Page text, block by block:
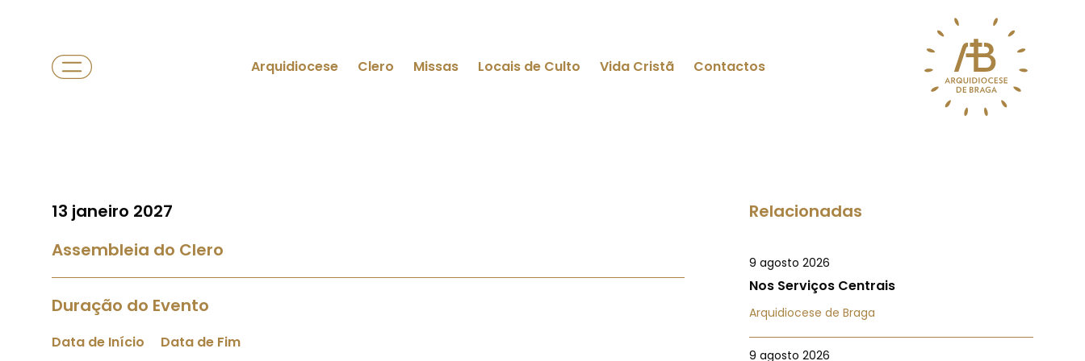
Arquidiocese Clero Missas Locais de Culto Vida Cristã Contactos
13 janeiro 2027
Assembleia do Clero
Duração do Evento
Data de Início Data de Fim
Relacionadas
9 agosto 2026
Nos Serviços Centrais
Arquidiocese de Braga
9 agosto 2026